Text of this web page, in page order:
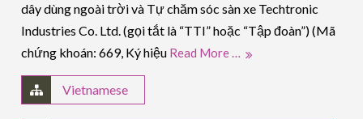
dây dùng ngoài trời và Tự chăm sóc sàn xe Techtronic
Industries Co. Ltd. (gọi tắt là “TTI” hoặc “Tập đoàn”) (Mã
chứng khoán: 669, Ký hiệu Read More …
Vietnamese